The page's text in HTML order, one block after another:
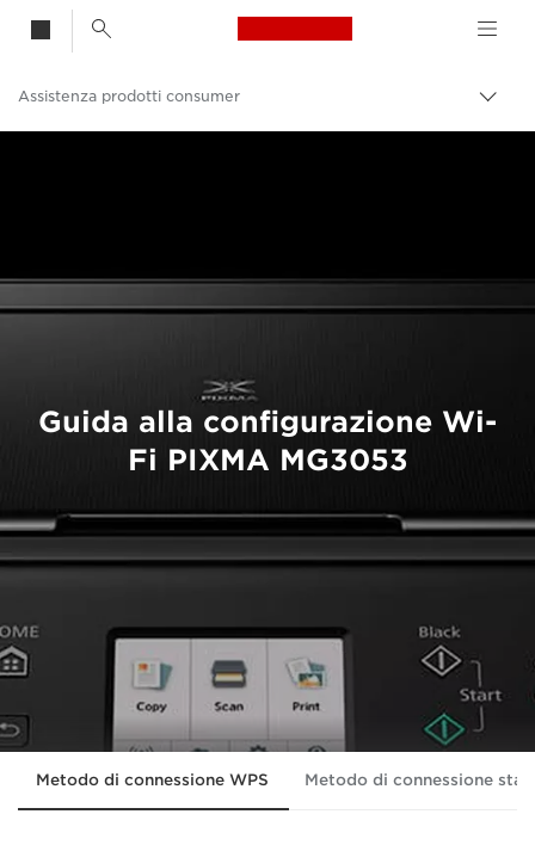
Canon Logo, back
Assistenza prodotti consumer
Guida alla configurazione Wi-
Fi PIXMA MG3053
Metodo di connessione WPS Metodo di connessione